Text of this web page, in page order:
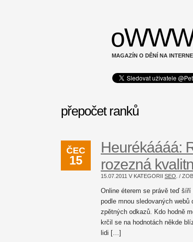
MAGAZÍN O DĚNÍ NA
přepočet ranků
ČEC
15
Heurékáááá:
rozezná
15.07.2011 V KATEGORII SEO. /
Online éterem se právě teď
podle mnou sledovaných
zpětných odkazů. Kdo hodně
krčil se na hodnotách někde
lidi […]